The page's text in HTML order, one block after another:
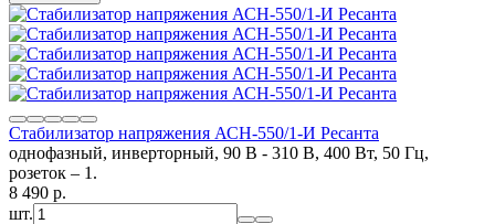
Стабилизатор напряжения АСН-550/1-И Ресанта
однофазный, инверторный, 90 В - 310 В, 400 Вт, 50 Гц,
розеток – 1.
8 490 p.
шт.